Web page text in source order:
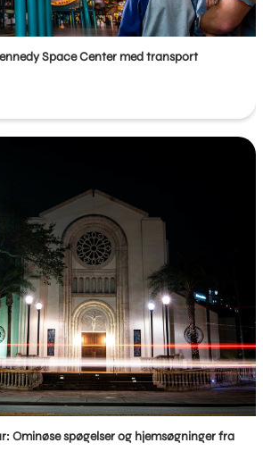
Space Center med transport
Ominøse spøgelser og hjemsøgninger fra